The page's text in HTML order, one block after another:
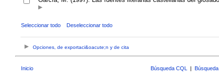
Seleccionar todo Deseleccionar todo
Opciones, de exportaci&oacute;n y de cita
Inicio Búsqueda CQL |